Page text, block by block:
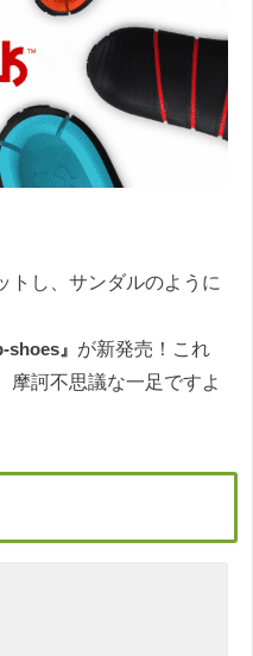
トし、サンダルのように
shoes』 が新発売！これ
摩訶不思議な一足ですよ